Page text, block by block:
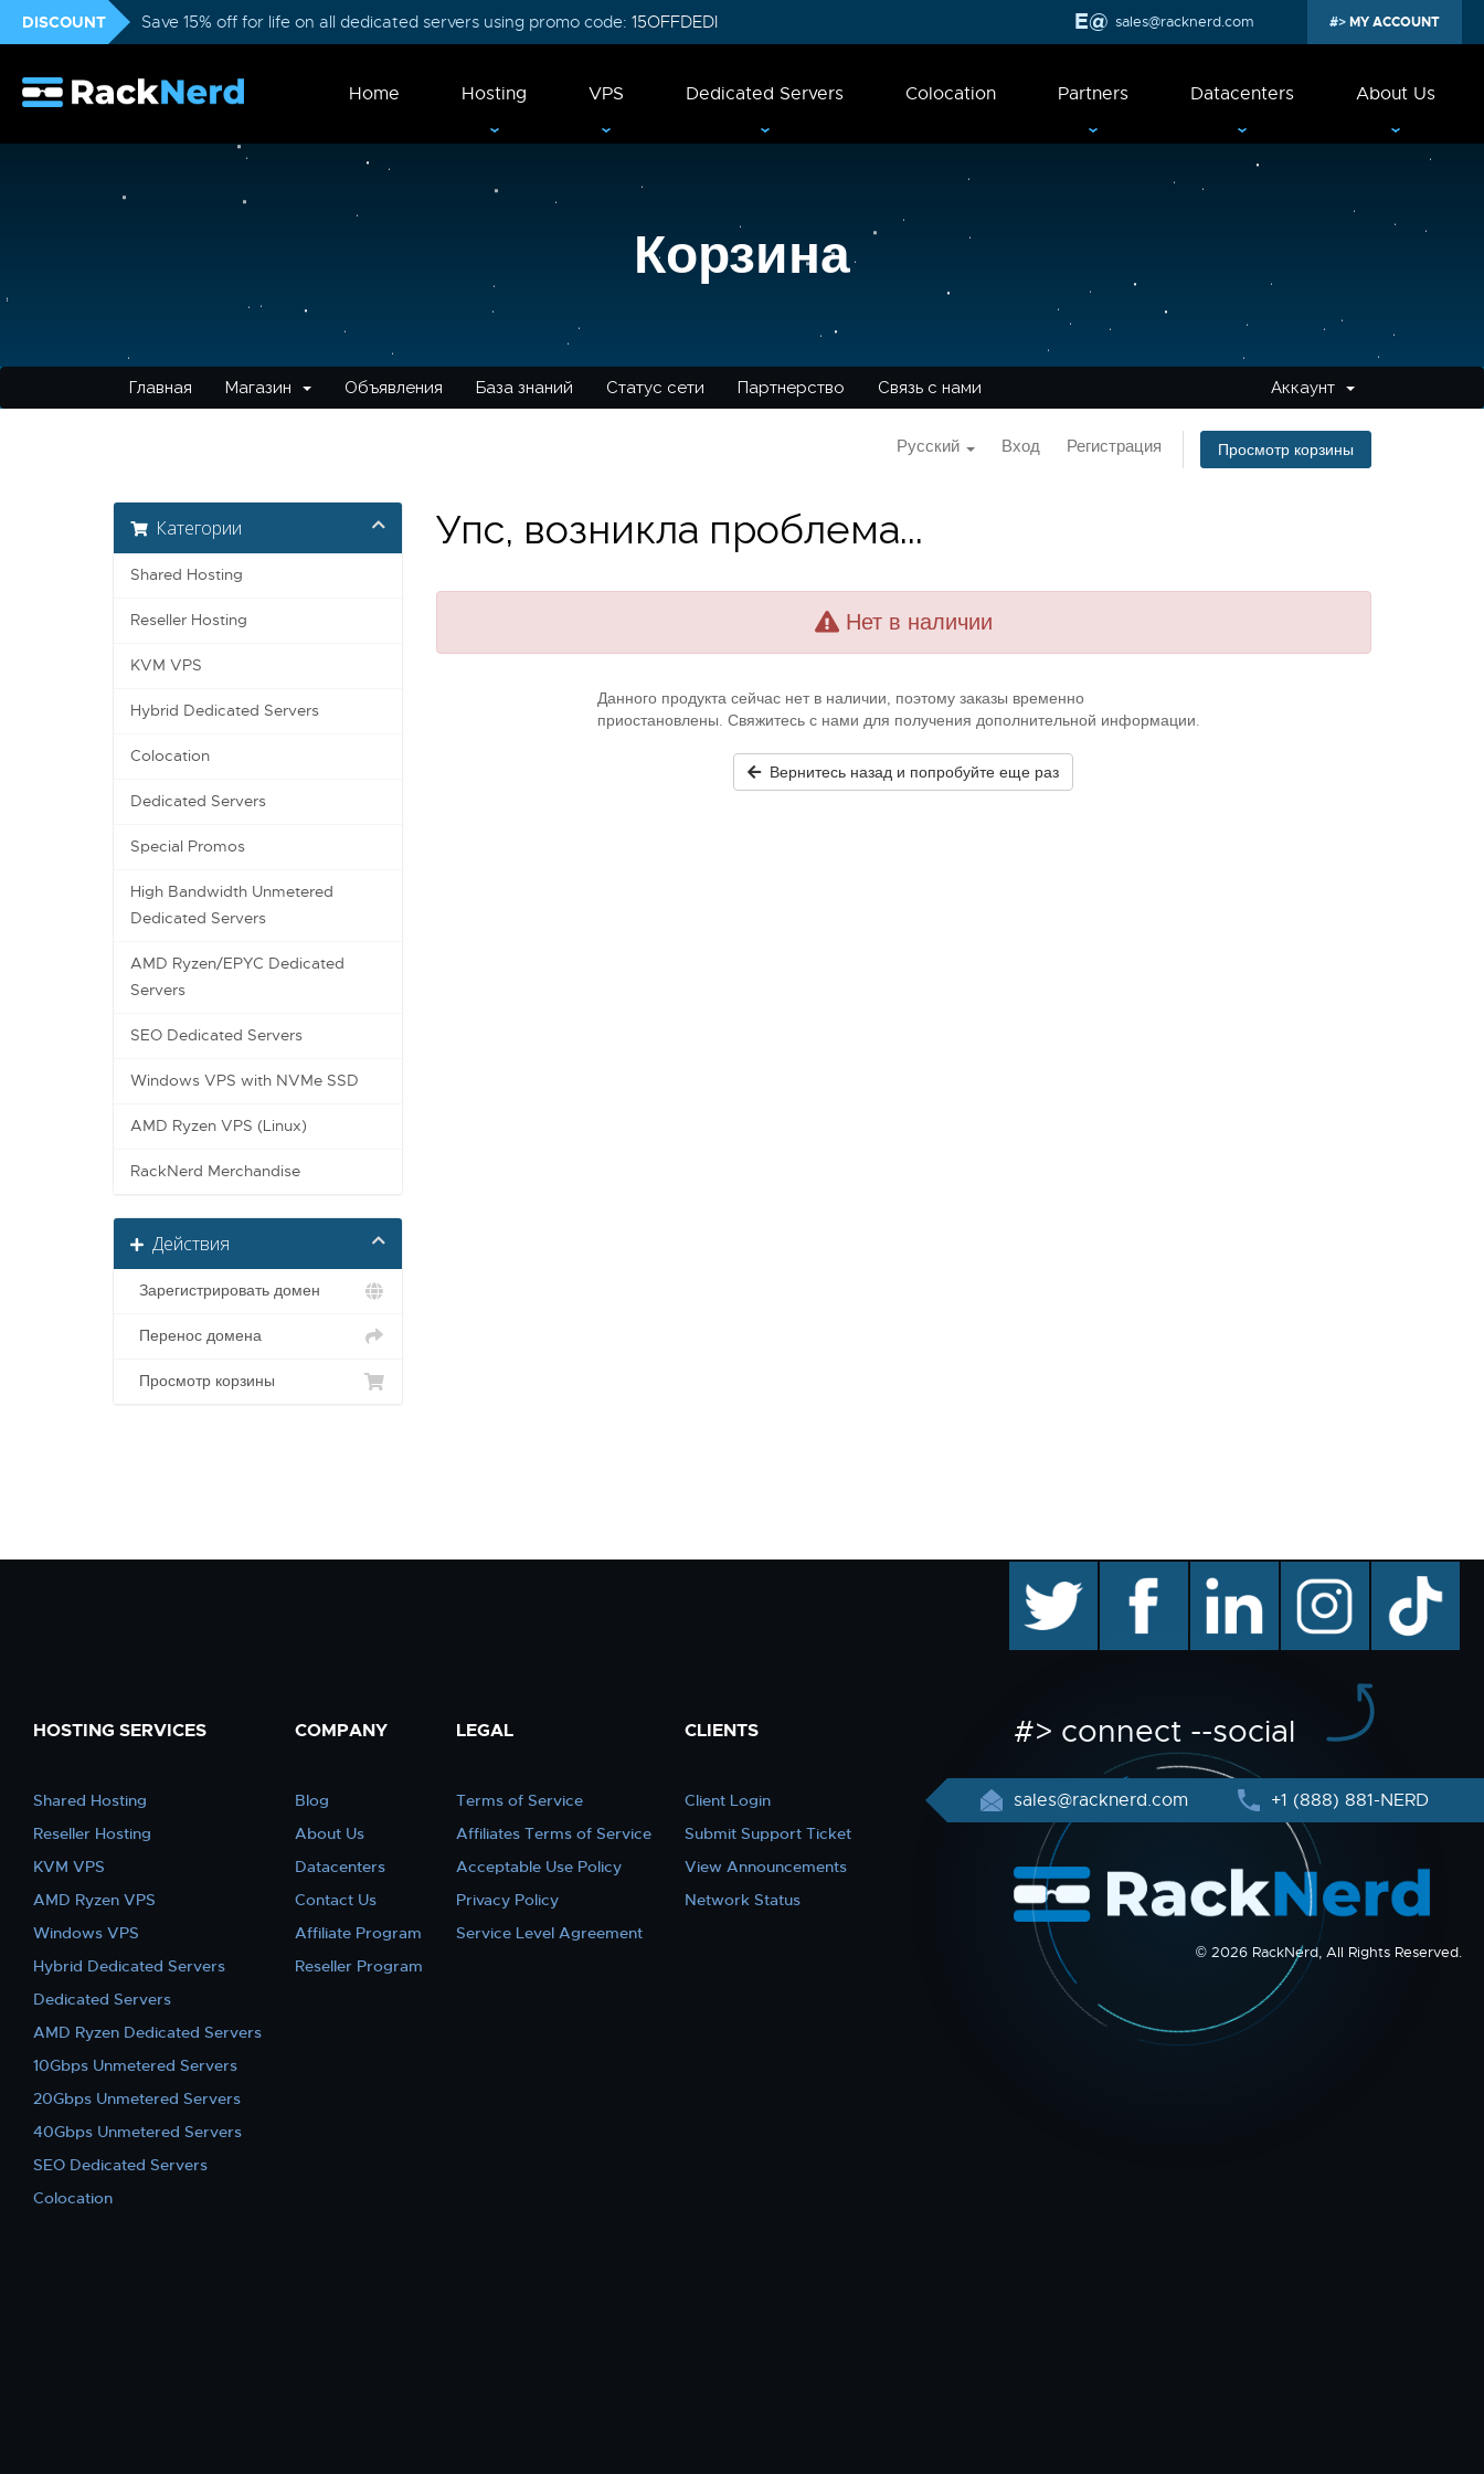
DISCOUNT Save 15% off for life on all dedicated servers using promo code: 15OFFDEDI sales@racknerd.com MY ACCOUNT
Home Hosting VPS Dedicated Servers Colocation Partners Datacenters About Us
Корзина
Главная Магазин Объявления База знаний Статус сети Партнерство Связь с нами Аккаунт
Русский Вход Регистрация Просмотр корзины
Категории
Shared Hosting
Reseller Hosting
KVM VPS
Hybrid Dedicated Servers
Colocation
Dedicated Servers
Special Promos
High Bandwidth Unmetered
Dedicated Servers
AMD Ryzen/EPYC Dedicated
Servers
SEO Dedicated Servers
Windows VPS with NVMe SSD
AMD Ryzen VPS (Linux)
RackNerd Merchandise
Действия
Зарегистрировать домен
Перенос домена
Просмотр корзины
Упс, возникла проблема...
Нет в наличии
Данного продукта сейчас нет в наличии, поэтому заказы временно
приостановлены. Свяжитесь с нами для получения дополнительной информации.
Вернитесь назад и попробуйте еще раз
HOSTING SERVICES
Shared Hosting
Reseller Hosting
KVM VPS
AMD Ryzen VPS
Windows VPS
Hybrid Dedicated Servers
Dedicated Servers
AMD Ryzen Dedicated Servers
10Gbps Unmetered Servers
20Gbps Unmetered Servers
40Gbps Unmetered Servers
SEO Dedicated Servers
Colocation
COMPANY
Blog
About Us
Datacenters
Contact Us
Affiliate Program
Reseller Program
LEGAL
Terms of Service
Affiliates Terms of Service
Acceptable Use Policy
Privacy Policy
Service Level Agreement
CLIENTS
Client Login
Submit Support Ticket
View Announcements
Network Status
facebook linkedin instagram TikTok
#> connect --social
sales@racknerd.com +1 (888) 881-NERD
© 2026 RackNerd, All Rights Reserved.